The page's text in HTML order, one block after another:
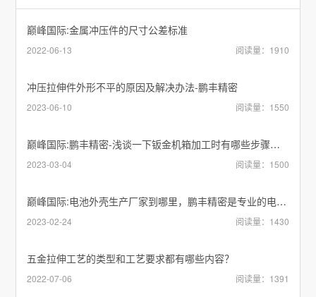
巅峰国际:金属冲压件的尺寸公差标准
2022-06-13 阅读量：1910
冲压拉伸件外形不平的原因及解决办法-鹏丰精密
2023-06-10 阅读量：1550
巅峰国际:鹏丰精密-浅谈一下钣金机箱加工时有哪些步骤操作？
2023-03-04 阅读量：1500
巅峰国际:电池外壳生产厂家到哪里，鹏丰精密是专业的电池外壳生产厂家
2023-02-24 阅读量：1430
五金拉伸工艺的类型和工艺要求都有哪些内容？
2022-07-06 阅读量：1391